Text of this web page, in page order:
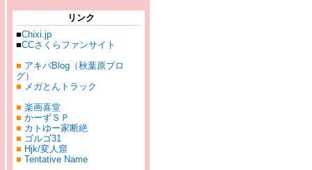
リンク
■Chixi.jp
■CCさくらファンサイト
■ アキバBlog（秋葉原ブロ
グ）
■ メガとんトラック
■ 楽画喜堂
■ かーずＳＰ
■ カトゆー家断絶
■ ゴルゴ31
■ Hjk/変人窟
■ Tentative Name